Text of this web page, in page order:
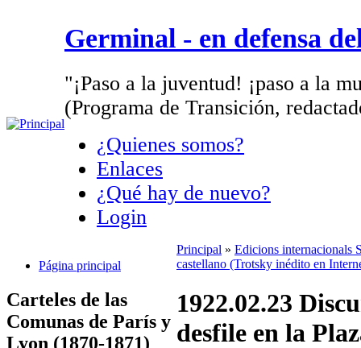
Germinal - en defensa
"¡Paso a la juventud! ¡paso a la
(Programa de Transición,
¿Quienes somos?
Enlaces
¿Qué hay de nuevo?
Login
Página principal
Carteles de las
Comunas de París y
Lyon (1870-1871)
Principal » Edicions internacionals
castellano (Trotsky inédito en
1922.02.23
desfile en la